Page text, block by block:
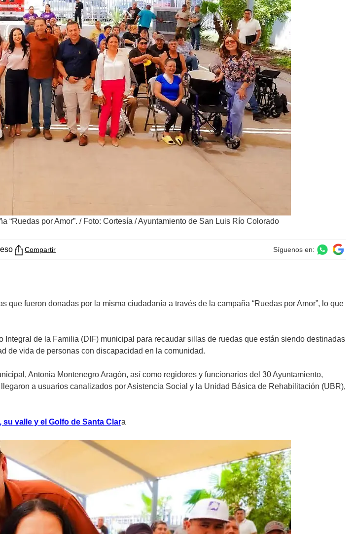
“Ruedas por Amor”. / Foto: Cortesía / Ayuntamiento de San Luis Río Colorado
Compartir Síguenos en:
fueron donadas por la misma ciudadanía a través de la campaña “Ruedas por Amor”, lo que
de la Familia (DIF) municipal para recaudar sillas de ruedas que están siendo destinadas
de vida de personas con discapacidad en la comunidad.
Antonia Montenegro Aragón, así como regidores y funcionarios del 30 Ayuntamiento,
a usuarios canalizados por Asistencia Social y la Unidad Básica de Rehabilitación (UBR),
valle y el Golfo de Santa Clara